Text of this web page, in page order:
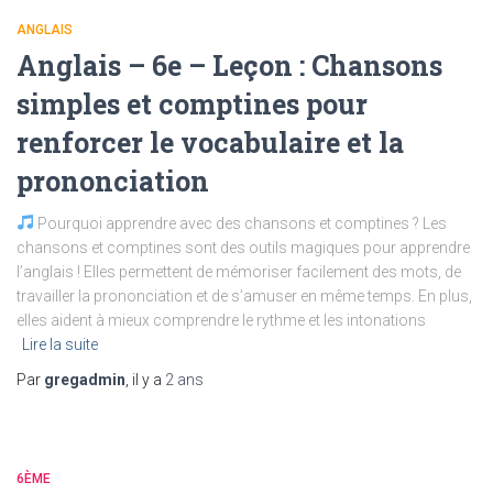
ANGLAIS
Anglais – 6e – Leçon : Chansons
simples et comptines pour
renforcer le vocabulaire et la
prononciation
Pourquoi apprendre avec des chansons et comptines ? Les
chansons et comptines sont des outils magiques pour apprendre
l’anglais ! Elles permettent de mémoriser facilement des mots, de
travailler la prononciation et de s’amuser en même temps. En plus,
elles aident à mieux comprendre le rythme et les intonations
Lire la suite
Par gregadmin , il y a 2 ans
6ÈME